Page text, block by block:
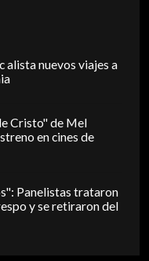
alista nuevos viajes a
Cristo" de Mel
en cines de
Panelistas trataron
y se retiraron del